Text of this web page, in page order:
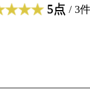
5点 / 3件